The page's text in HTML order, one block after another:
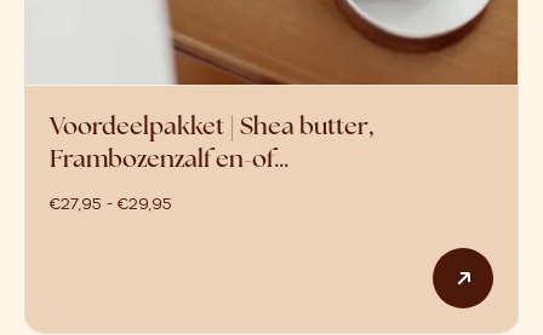
Voordeelpakket | Shea butter,
Frambozenzalf en-of…
€27,95 - €29,95
Dit